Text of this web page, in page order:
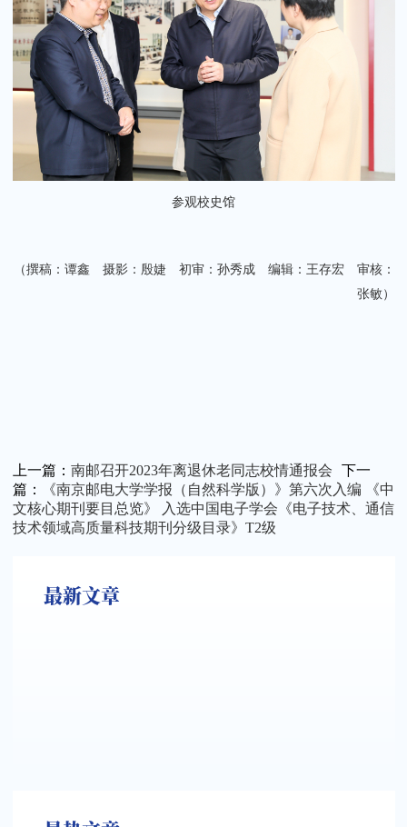
参观校史馆
（撰稿：谭鑫 摄影：殷婕 初审：孙秀成 编辑：王存宏 审核：
张敏）
上一篇： 南邮召开2023年离退休老同志校情通报会
下一
篇：
《南京邮电大学学报（自然科学版）》第六次入编 《中
文核心期刊要目总览》 入选中国电子学会《电子技术、通信
技术领域高质量科技期刊分级目录》T2级
最新文章